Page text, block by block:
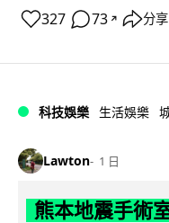
327 73 ↗ 分享
科技娛樂 生活娛樂
Lawton 1 日
熊本地震手術